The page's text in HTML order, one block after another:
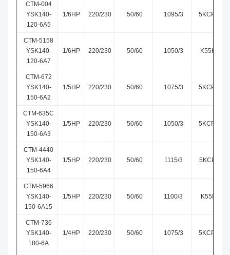
CTM-004
YSK140-
120-6A5
1/6HP 220/230 50/60 1095/3
CTM-5158
YSK140-
120-6A7
1/6HP 220/230 50/60 1050/3
CTM-672
YSK140-
150-6A2
1/5HP 220/230 50/60 1075/3
CTM-635C
YSK140-
150-6A3
1/5HP 220/230 50/60 1050/3
CTM-4440
YSK140-
150-6A4
1/5HP 220/230 50/60 1115/3
CTM-5966
YSK140-
150-6A15
1/5HP 220/230 50/60 1100/3
CTM-736
YSK140-
180-6A
1/4HP 220/230 50/60 1075/3